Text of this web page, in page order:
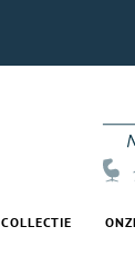
COLLECTIE